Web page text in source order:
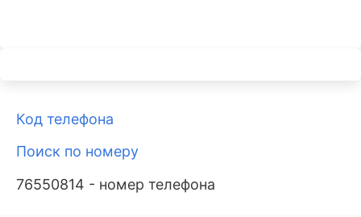
Код телефона
Поиск по номеру
76550814 - номер телефона